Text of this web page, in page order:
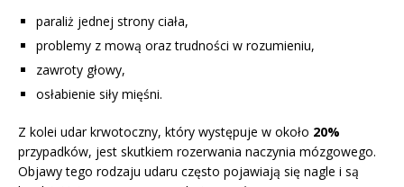
paraliż jednej strony ciała,
problemy z mową oraz trudności w rozumieniu,
zawroty głowy,
osłabienie siły mięśni.
Z kolei udar krwotoczny, który występuje w około 20%
przypadków, jest skutkiem rozerwania naczynia mózgowego.
Objawy tego rodzaju udaru często pojawiają się nagle i są